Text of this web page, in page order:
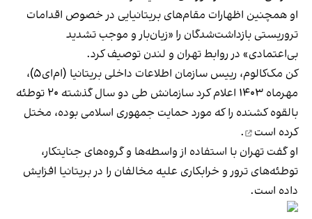
او همچنین اظهارات مقام‌های بریتانیایی در خصوص اقدامات
تروریستی بازداشت‌شدگان را «زیان‌بار و موجب تشدید
بی‌اعتمادی» در روابط تهران و لندن توصیف کرد.
کن مک‌کالوم، رییس سازمان اطلاعات داخلی بریتانیا (ام‌ای۵)،
مهرماه ۱۴۰۳ اعلام کرد سازمانش طی دو سال گذشته ۲۰ توطئه
بالقوه کشنده را که مورد حمایت جمهوری اسلامی بوده، مختل
کرده است
.
او گفت تهران با استفاده از واسطه‌ها و گروه‌های جنایتکار،
توطئه‌های ترور و خرابکاری علیه مخالفان را در بریتانیا افزایش
داده است.